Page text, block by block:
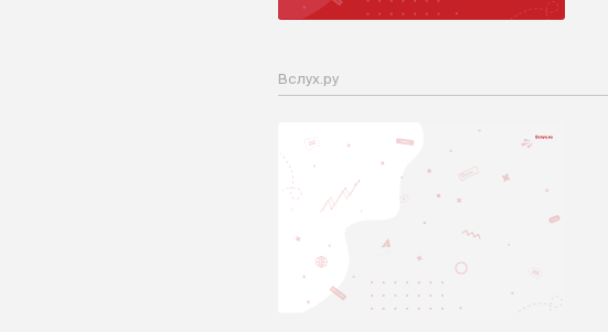
Вслух.ру